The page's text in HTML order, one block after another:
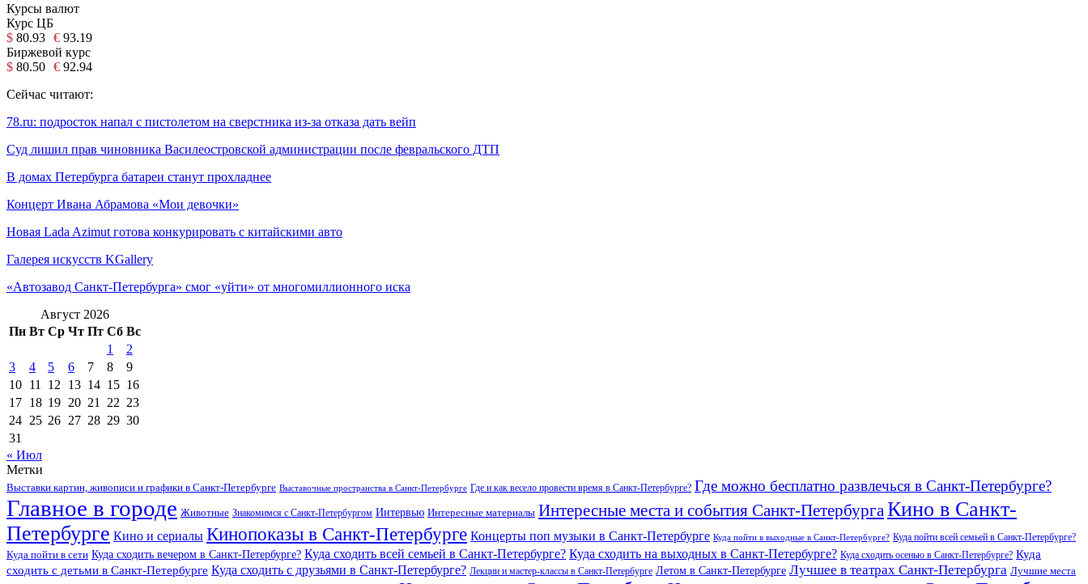
Курсы валют
Курс ЦБ
$ 80.93 € 93.19
Биржевой курс
$ 80.50 € 92.94
Сейчас читают:
78.ru: подросток напал с пистолетом на сверстника из-за отказа дать вейп
Суд лишил прав чиновника Василеостровской администрации после февральского ДТП
В домах Петербурга батареи станут прохладнее
Концерт Ивана Абрамова «Мои девочки»
Новая Lada Azimut готова конкурировать с китайскими авто
Галерея искусств KGallery
«Автозавод Санкт-Петербурга» смог «уйти» от многомиллионного иска
Август 2026
Пн Вт Ср Чт Пт Сб Вс
1
2
3
4 5 6 7 8
9
10 11 12 13 14 15 16
17 18 19 20 21 22 23
24 25 26 27 28 29 30
31
« Июл
Метки
Выставки картин, живописи и графики в Санкт-Петербурге Выставочные пространства в Санкт-Петербурге Где и как весело провести время в Санкт-Петербурге? Где можно бесплатно развлечься в Санкт-Петербурге?
Главное в городе Животные Знакомимся с Санкт-Петербургом Интервью Интересные материалы Интересные места и события Санкт-Петербурга Кино в Санкт-
Петербурге Кино и сериалы Кинопоказы в Санкт-Петербурге Концерты поп музыки в Санкт-Петербурге Куда пойти в выходные в Санкт-Петербурге? Куда пойти всей семьей в Санкт-Петербурге?
Куда пойти в сети Куда сходить вечером в Санкт-Петербурге? Куда сходить всей семьей в Санкт-Петербурге? Куда сходить на выходных в Санкт-Петербурге? Куда сходить осенью в Санкт-Петербурге? Куда
сходить с детьми в Санкт-Петербурге Куда сходить с друзьями в Санкт-Петербурге? Лекции и мастер-классы в Санкт-Петербурге Летом в Санкт-Петербурге Лучшее в театрах Санкт-Петербурга Лучшие места